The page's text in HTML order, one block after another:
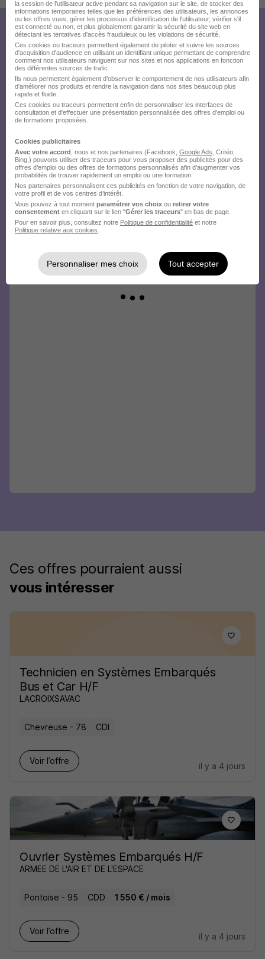
Créez votre compte
Hellowork et postulez
sur le site du recruteur !
Ces offres pourraient aussi
vous intéresser
Technicien en Systèmes Embarqués
Bus et Car H/F
LACROIXSAVAC
Chevreuse - 78 CDI
Voir l’offre
il y a 4 jours
Ouvrier Systèmes Embarqués H/F
ARMEE DE L'AIR ET DE L'ESPACE
Pontoise - 95 CDD 1 550 € / mois
Voir l’offre
il y a 4 jours
la session de l'utilisateur active pendant sa navigation sur le site, de stocker des
informations temporaires telles que les préférences des utilisateurs, les annonces
ou les offres vues, gérer les processus d'identification de l'utilisateur, vérifier s'il
est connecté ou non, et plus globalement garantir la sécurité du site web en
détectant les tentatives d'accès frauduleux ou les violations de sécurité.
Ces cookies ou traceurs permettent également de piloter et suivre les sources
d'acquisition d'audience en utilisant un identifiant unique permettant de comprendre
comment nos utilisateurs naviguent sur nos sites et nos applications en fonction
des différentes sources de trafic.
Ils nous permettent également d’observer le comportement de nos utilisateurs afin
d'améliorer nos produits et rendre la navigation dans nos sites beaucoup plus
rapide et fluide.
Ces cookies ou traceurs permettent enfin de personnaliser les interfaces de
consultation et d'effectuer une présentation personnalisée des offres d'emploi ou
de formations proposées.
Cookies publicitaires
Avec votre accord , nous et nos partenaires (Facebook, Google Ads , Critéo,
Bing,) pouvons utiliser des traceurs pour vous proposer des publicités pour des
offres d’emploi ou des offres de formations personnalisés afin d’augmenter vos
probabilités de trouver rapidement un emploi ou une formation.
Nos partenaires personnalisent ces publicités en fonction de votre navigation, de
votre profil et de vos centres d’intérêt.
Vous pouvez à tout moment paramétrer vos choix ou retirer votre
consentement en cliquant sur le lien "Gérer les traceurs" en bas de page.
Pour en savoir plus, consultez notre Politique de confidentialité et notre
Politique relative aux cookies
Personnaliser mes choix Tout accepter